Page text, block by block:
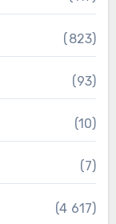
(823)
(93)
(10)
(7)
(4 617)